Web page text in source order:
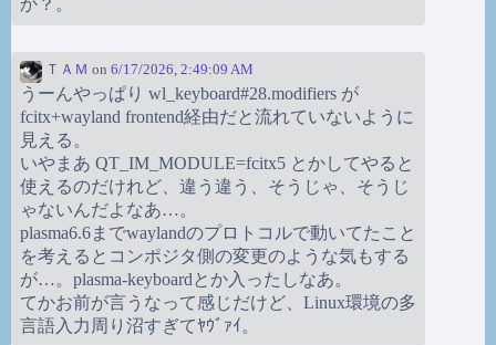
か？。
ＴＡＭ on 6/17/2026, 2:49:09 AM
うーんやっぱり wl_keyboard#28.modifiers が
fcitx+wayland frontend経由だと流れていないように
見える。
いやまあ QT_IM_MODULE=fcitx5 とかしてやると
使えるのだけれど、違う違う、そうじゃ、そうじ
ゃないんだよなあ…。
plasma6.6までwaylandのプロトコルで動いてたこと
を考えるとコンポジタ側の変更のような気もする
が…。plasma-keyboardとか入ったしなあ。
てかお前が言うなって感じだけど、Linux環境の多
言語入力周り沼すぎてﾔｳﾞｧｲ。